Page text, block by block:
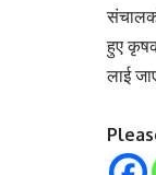
हुए
लाई